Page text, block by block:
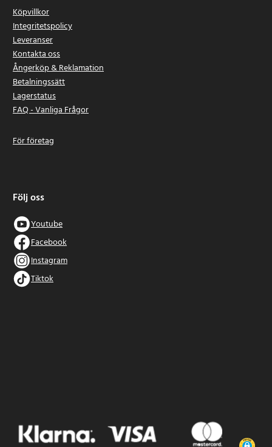
Köpvillkor
Integritetspolicy
Leveranser
Kontakta oss
Ångerköp & Reklamation
Betalningssätt
Lagerstatus
FAQ - Vanliga Frågor
För företag
Följ oss
Youtube
Facebook
Instagram
Tiktok